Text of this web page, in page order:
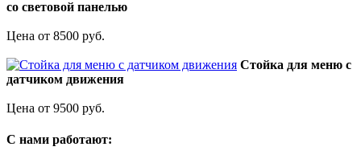
со световой панелью
Цена от 8500 руб.
Стойка для меню с
датчиком движения
Цена от 9500 руб.
C нами работают: